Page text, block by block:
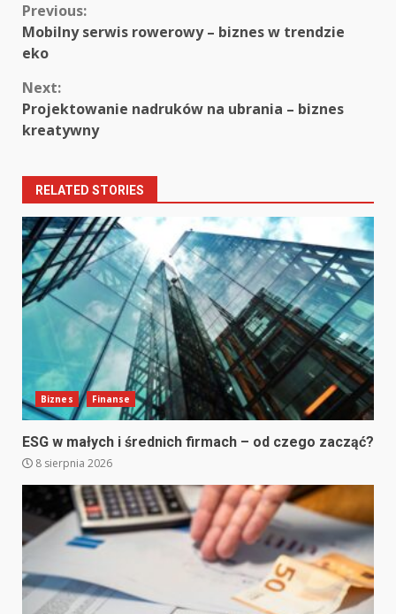
Continue
Reading
Previous:
Mobilny serwis rowerowy – biznes w trendzie
eko
Next:
Projektowanie nadruków na ubrania – biznes
kreatywny
RELATED STORIES
Biznes Finanse
ESG w małych i średnich firmach – od czego zacząć?
8 sierpnia 2026